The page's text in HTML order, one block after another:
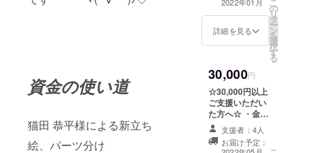
資金の使い道
猫田 恭平様による新立ち
絵、パーツ分け
実施☎︎通話時間
で） ※discord通
話の予定の調整
か、アプリをお
持ちでしたら
IRIAMの枠内、
CAMPFIREメッ
セージもしくは
メールにてヒア
リングいたしま
予定を合わせて
実施☎︎通話時間
は最大２時間ま
歌うので、アプ
リのダウンロー
ドとフォローの
程よろしくお願
いいたします）
・枠のリクエス
ト（配信アプリ
詳細を見る
の
リ
タ
ー
ン
を
選
択
す
る
30,000円
☆30,000円以上
ご支援いただい
た方へ☆ ・金ピ
カ☆永輪アン金
運アップ
札！！！！ （運
支援者：4人
お届け予定：